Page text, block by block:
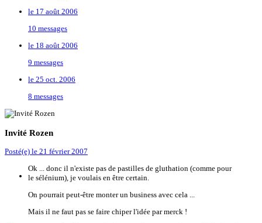
le 17 août 2006
10 messages
le 18 août 2006
9 messages
le 25 oct. 2006
8 messages
Invité Rozen
Posté(e) le 21 février 2007
Ok ... donc il n'existe pas de pastilles de gluthation (comme pour
le sélénium), je voulais en être certain.
On pourrait peut-être monter un business avec cela ...
Mais il ne faut pas se faire chiper l'idée par merck !